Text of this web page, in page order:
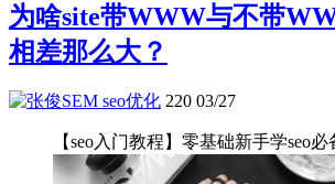
为啥site带WWW与不带
相差那么大？
seo优化 220 03/27
【seo入门教程】零基础新手学seo必